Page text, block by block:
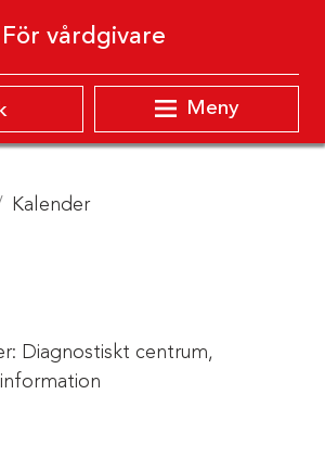
För vårdgivare
Meny
Kalender
Diagnostiskt centrum,